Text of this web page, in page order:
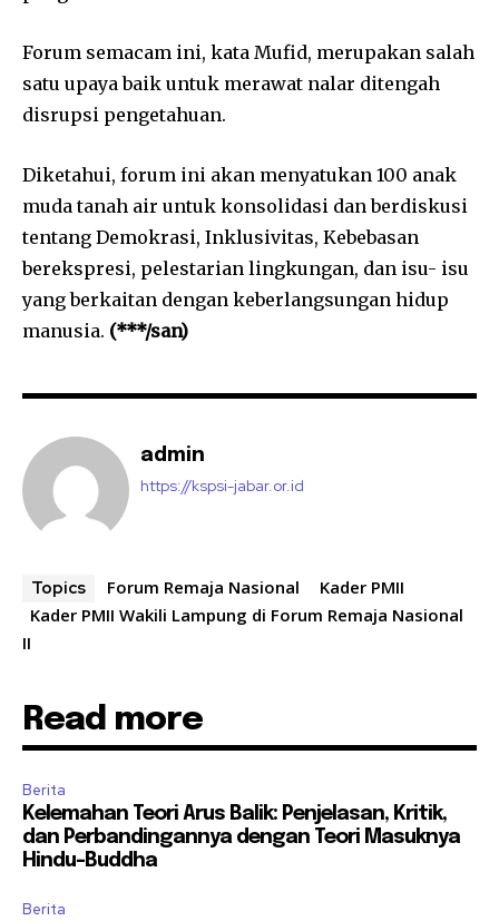
Forum semacam ini, kata Mufid, merupakan salah
satu upaya baik untuk merawat nalar ditengah
disrupsi pengetahuan.
Diketahui, forum ini akan menyatukan 100 anak
muda tanah air untuk konsolidasi dan berdiskusi
tentang Demokrasi, Inklusivitas, Kebebasan
berekspresi, pelestarian lingkungan, dan isu- isu
yang berkaitan dengan keberlangsungan hidup
manusia. (***/san)
admin
https://kspsi-jabar.or.id
Topics Forum Remaja Nasional
Kader PMII
Kader PMII Wakili Lampung di Forum Remaja Nasional
II
Read more
Berita
Kelemahan Teori Arus Balik: Penjelasan, Kritik,
dan Perbandingannya dengan Teori Masuknya
Hindu-Buddha
Berita